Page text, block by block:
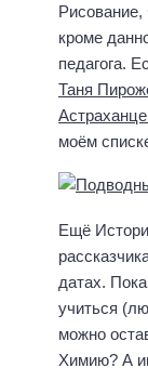
кроме
педагога.
Таня
моём
Ещё
датах.
учиться
можно
Химию? А